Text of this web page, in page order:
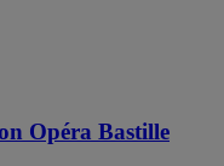
Opéra Bastille